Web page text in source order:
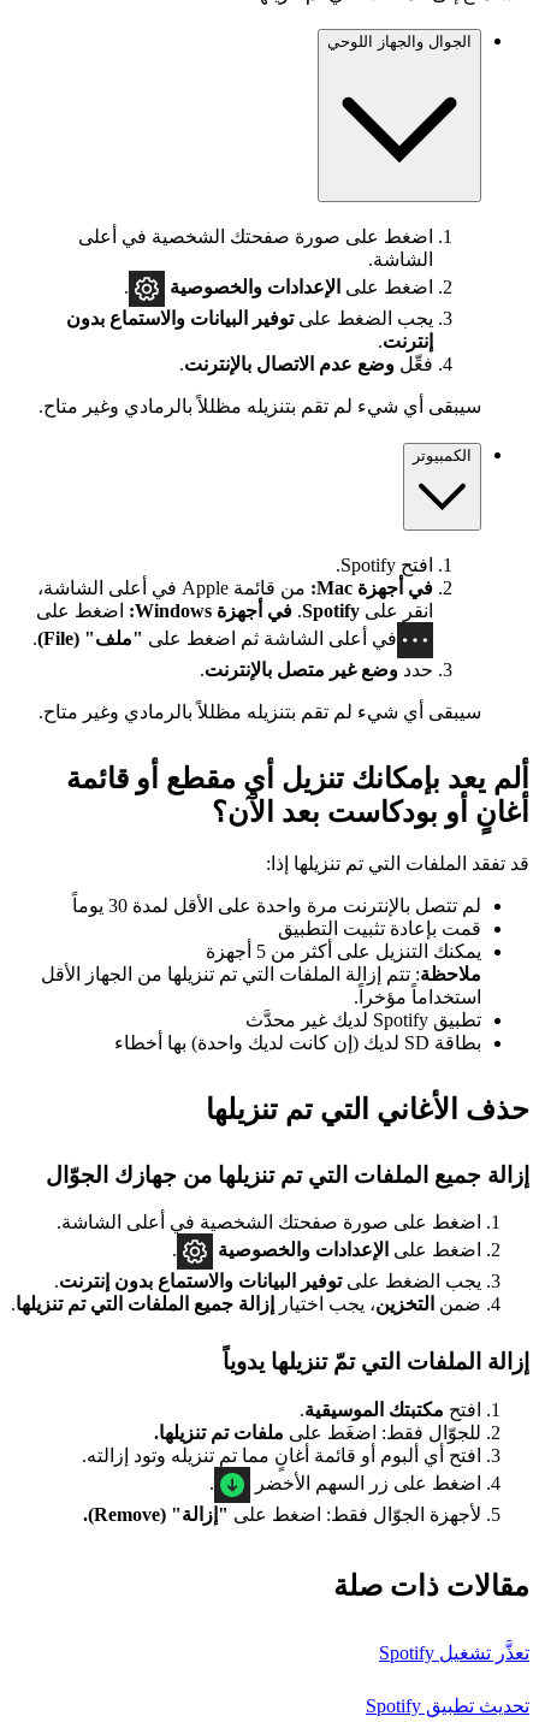
الجوال والجهاز اللوحي
اضغط على صورة صفحتك الشخصية في أعلى
الشاشة.
اضغط على الإعدادات والخصوصية
.
يجب الضغط علىتوفير البيانات والاستماع بدون
إنترنت.
فعِّل وضع عدم الاتصال بالإنترنت.
سيبقى أي شيء لم تقم بتنزيله مظللاً بالرمادي وغير متاح.
الكمبيوتر
افتح Spotify.
في أجهزة Mac:
من قائمة Apple في أعلى الشاشة،
انقر على Spotify
. في أجهزة Windows:
اضغط على
في أعلى الشاشة ثم اضغط على "ملف" (File)
حدد وضع غير متصل بالإنترنت.
سيبقى أي شيء لم تقم بتنزيله مظللاً بالرمادي وغير متاح.
ألم يعد بإمكانك تنزيل أي مقطع أو قائمة
أغانٍ أو بودكاست بعد الآن؟
قد تفقد الملفات التي تم تنزيلها إذا:
لم تتصل بالإنترنت مرة واحدة على الأقل لمدة 30 يوماً
قمت بإعادة تثبيت التطبيق
يمكنك التنزيل على أكثر من 5 أجهزة
ملاحظة: تتم إزالة الملفات التي تم تنزيلها من الجهاز الأقل
استخداماً مؤخراً.
تطبيق Spotify لديك غير محدَّث
بطاقة SD لديك (إن كانت لديك واحدة) بها أخطاء
حذف الأغاني التي تم تنزيلها
إزالة جميع الملفات التي تم تنزيلها من جهازك الجوّال
اضغط على صورة صفحتك الشخصية في أعلى الشاشة.
اضغط على الإعدادات والخصوصية
.
يجب الضغط علىتوفير البيانات والاستماع بدون إنترنت.
ضمن التخزين، يجب اختيار إزالة جميع الملفات التي تم تنزيلها.
إزالة الملفات التي تمّ تنزيلها يدوياً
افتح مكتبتك الموسيقية.
للجوّال فقط: اضغَط على ملفات تم تنزيلها.
افتح أي ألبوم أو قائمة أغانٍ مما تم تنزيله وتود إزالته.
اضغط على زر السهم الأخضر
.
لأجهزة الجوّال فقط: اضغط على "إزالة" (Remove).
مقالات ذات صلة
تعذَّر تشغيل Spotify
تحديث تطبيق Spotify